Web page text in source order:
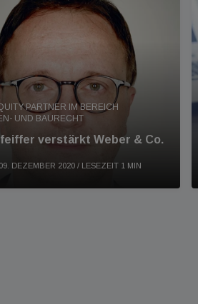
PARTNER IM BEREICH
UND BAURECHT
verstärkt Weber & Co.
09. DEZEMBER 2020 / LESEZEIT 1 MIN